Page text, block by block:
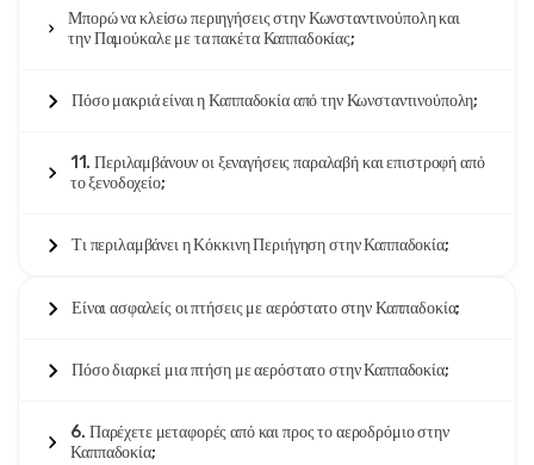
Μπορώ να κλείσω περιηγήσεις στην Κωνσταντινούπολη και
την Παμούκαλε με τα πακέτα Καππαδοκίας;
Πόσο μακριά είναι η Καππαδοκία από την Κωνσταντινούπολη;
11. Περιλαμβάνουν οι ξεναγήσεις παραλαβή και επιστροφή από
το ξενοδοχείο;
Τι περιλαμβάνει η Κόκκινη Περιήγηση στην Καππαδοκία;
Είναι ασφαλείς οι πτήσεις με αερόστατο στην Καππαδοκία;
Πόσο διαρκεί μια πτήση με αερόστατο στην Καππαδοκία;
6. Παρέχετε μεταφορές από και προς το αεροδρόμιο στην
Καππαδοκία;